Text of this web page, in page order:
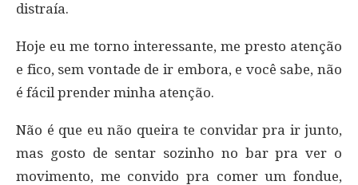
distraía.
Hoje eu me torno interessante, me presto atenção
e fico, sem vontade de ir embora, e você sabe, não
é fácil prender minha atenção.
Não é que eu não queira te convidar pra ir junto,
mas gosto de sentar sozinho no bar pra ver o
movimento, me convido pra comer um fondue,